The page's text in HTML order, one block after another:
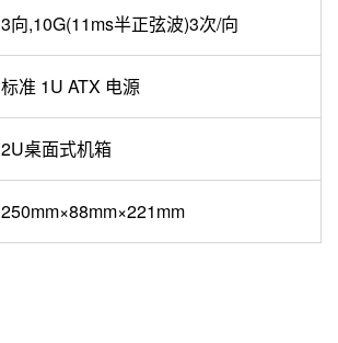
3向,10G(11ms半正弦波)3次/向
标准 1U ATX 电源
2U桌面式机箱
250mm×88mm×221mm